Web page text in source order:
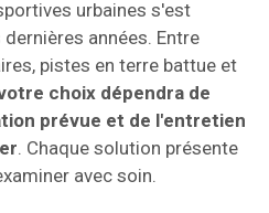
urbaines s'est
années. Entre
pistes en terre battue et
choix dépendra de
prévue et de l'entretien
. Chaque solution présente
avec soin.